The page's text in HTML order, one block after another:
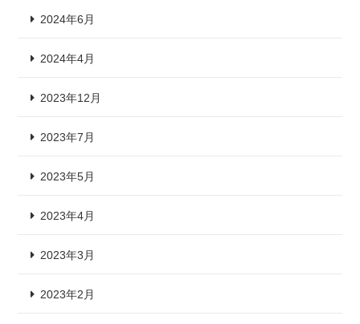
2024年6月
2024年4月
2023年12月
2023年7月
2023年5月
2023年4月
2023年3月
2023年2月